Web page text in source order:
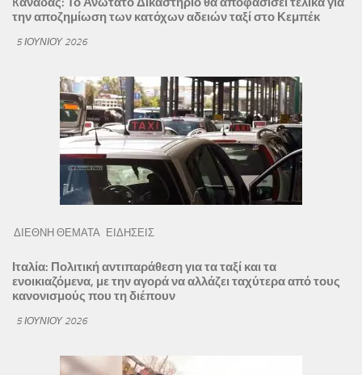
την αποζημίωση των κατόχων αδειών ταξί στο Κεμπέκ
5 ΙΟΥΝΊΟΥ 2026
ΔΙΕΘΝΗ ΘΕΜΑΤΑ ΕΙΔΗΣΕΙΣ
Ιταλία: Πολιτική αντιπαράθεση για τα ταξί και τα
ενοικιαζόμενα, με την αγορά να αλλάζει ταχύτερα από τους
κανονισμούς που τη διέπουν
5 ΙΟΥΝΊΟΥ 2026